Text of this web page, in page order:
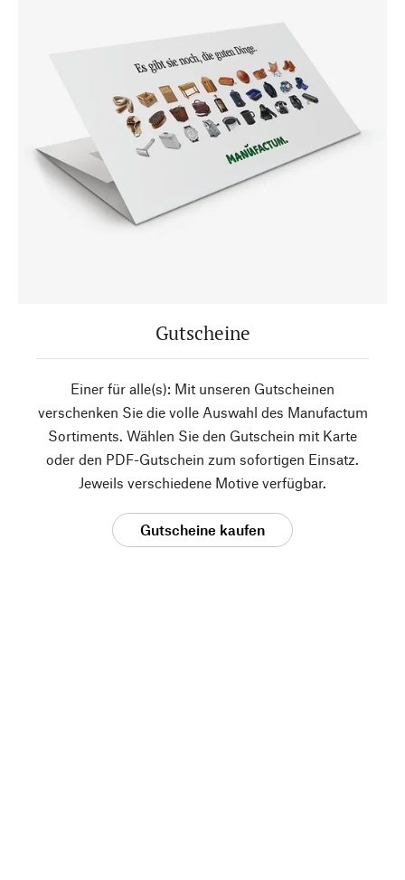
Gutscheine
Einer für alle(s): Mit unseren Gutscheinen
verschenken Sie die volle Auswahl des Manufactum
Sortiments. Wählen Sie den Gutschein mit Karte
oder den PDF-Gutschein zum sofortigen Einsatz.
Jeweils verschiedene Motive verfügbar.
Gutscheine kaufen